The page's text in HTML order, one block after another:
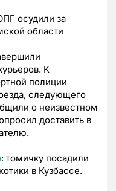
осудили за
области
К
полиции
следующего
о неизвестном
доставить в
: томичку посадили
в Кузбассе.